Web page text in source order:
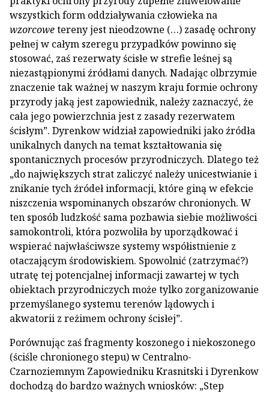
wszystkich form oddziaływania człowieka na
wzorcowetereny jest nieodzowne (…) zasadę ochrony
pełnej w całym szeregu przypadków powinno się
stosować, zaś rezerwaty ścisłe w strefie leśnej są
niezastąpionymi źródłami danych. Nadając olbrzymie
znaczenie tak ważnej w naszym kraju formie ochrony
przyrody jaką jest zapowiednik, należy zaznaczyć, że
cała jego powierzchnia jest z zasady rezerwatem
ścisłym”. Dyrenkow widział zapowiedniki jako źródła
unikalnych danych na temat kształtowania się
spontanicznych procesów przyrodniczych. Dlatego też
„do największych strat zaliczyć należy unicestwianie i
znikanie tych źródeł informacji, które giną w efekcie
niszczenia wspominanych obszarów chronionych. W
ten sposób ludzkość sama pozbawia siebie możliwości
samokontroli, która pozwoliła by uporządkować i
wspierać najwłaściwsze systemy współistnienie z
otaczającym środowiskiem. Spowolnić (zatrzymać?)
utratę tej potencjalnej informacji zawartej w tych
obiektach przyrodniczych może tylko zorganizowanie
przemyślanego systemu terenów lądowych i
akwatorii z reżimem ochrony ścisłej”.
Porównując zaś fragmenty koszonego i niekoszonego
(ściśle chronionego stepu) w Centralno-
Czarnoziemnym Zapowiedniku Krasnitski i Dyrenkow
dochodzą do bardzo ważnych wniosków: „Step